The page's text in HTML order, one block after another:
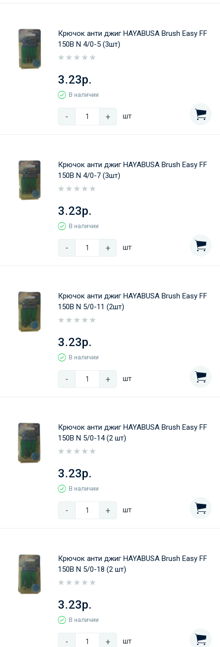
Крючок анти джиг HAYABUSA Brush Easy FF
150B N 4/0-5 (3шт)
3.23р.
В наличии
- + шт
Крючок анти джиг HAYABUSA Brush Easy FF
150B N 4/0-7 (3шт)
3.23р.
В наличии
- + шт
Крючок анти джиг HAYABUSA Brush Easy FF
150B N 5/0-11 (2шт)
3.23р.
В наличии
- + шт
Крючок анти джиг HAYABUSA Brush Easy FF
150B N 5/0-14 (2 шт)
3.23р.
В наличии
- + шт
Крючок анти джиг HAYABUSA Brush Easy FF
150B N 5/0-18 (2 шт)
3.23р.
В наличии
- + шт